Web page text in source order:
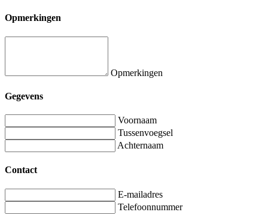
Opmerkingen
Opmerkingen
Gegevens
Voornaam
Tussenvoegsel
Achternaam
Contact
E-mailadres
Telefoonnummer